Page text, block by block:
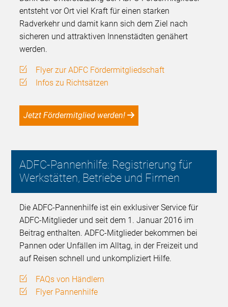
entsteht vor Ort viel Kraft für einen starken
Radverkehr und damit kann sich dem Ziel nach
sicheren und attraktiven Innenstädten genähert
werden.
Flyer zur ADFC Fördermitgliedschaft
Infos zu Richtsätzen
Jetzt Fördermitglied werden!
ADFC-Pannenhilfe: Registrierung für
Werkstätten, Betriebe und Firmen
Die ADFC-Pannenhilfe ist ein exklusiver Service für
ADFC-Mitglieder und seit dem 1. Januar 2016 im
Beitrag enthalten. ADFC-Mitglieder bekommen bei
Pannen oder Unfällen im Alltag, in der Freizeit und
auf Reisen schnell und unkompliziert Hilfe.
FAQs von Händlern
Flyer Pannenhilfe